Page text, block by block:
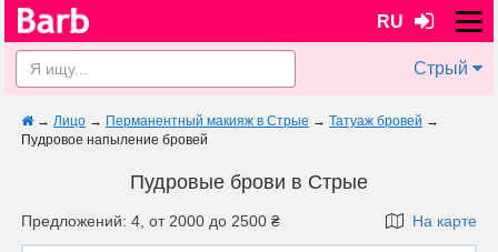
RU
Стрый
→ Лицо → Перманентный макияж в Стрые → Татуаж бровей →
Пудровое напыление бровей
Пудровые брови в Стрые
Предложений: 4, от 2000 до 2500 ₴ На карте